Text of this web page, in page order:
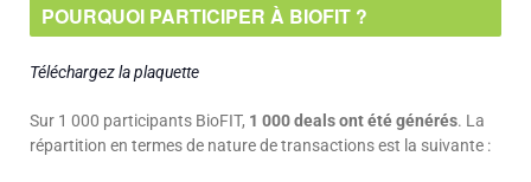
POURQUOI PARTICIPER À BIOFIT ?
Téléchargez la plaquette
Sur 1 000 participants BioFIT, 1 000 deals ont été générés. La
répartition en termes de nature de transactions est la suivante :